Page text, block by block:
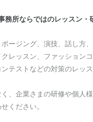
務所ならではのレッスン・
ージング、演技、話し方
レッスン、ファッションコ
テストなどの対策のレッ
、企業さまの研修や個人
ください。